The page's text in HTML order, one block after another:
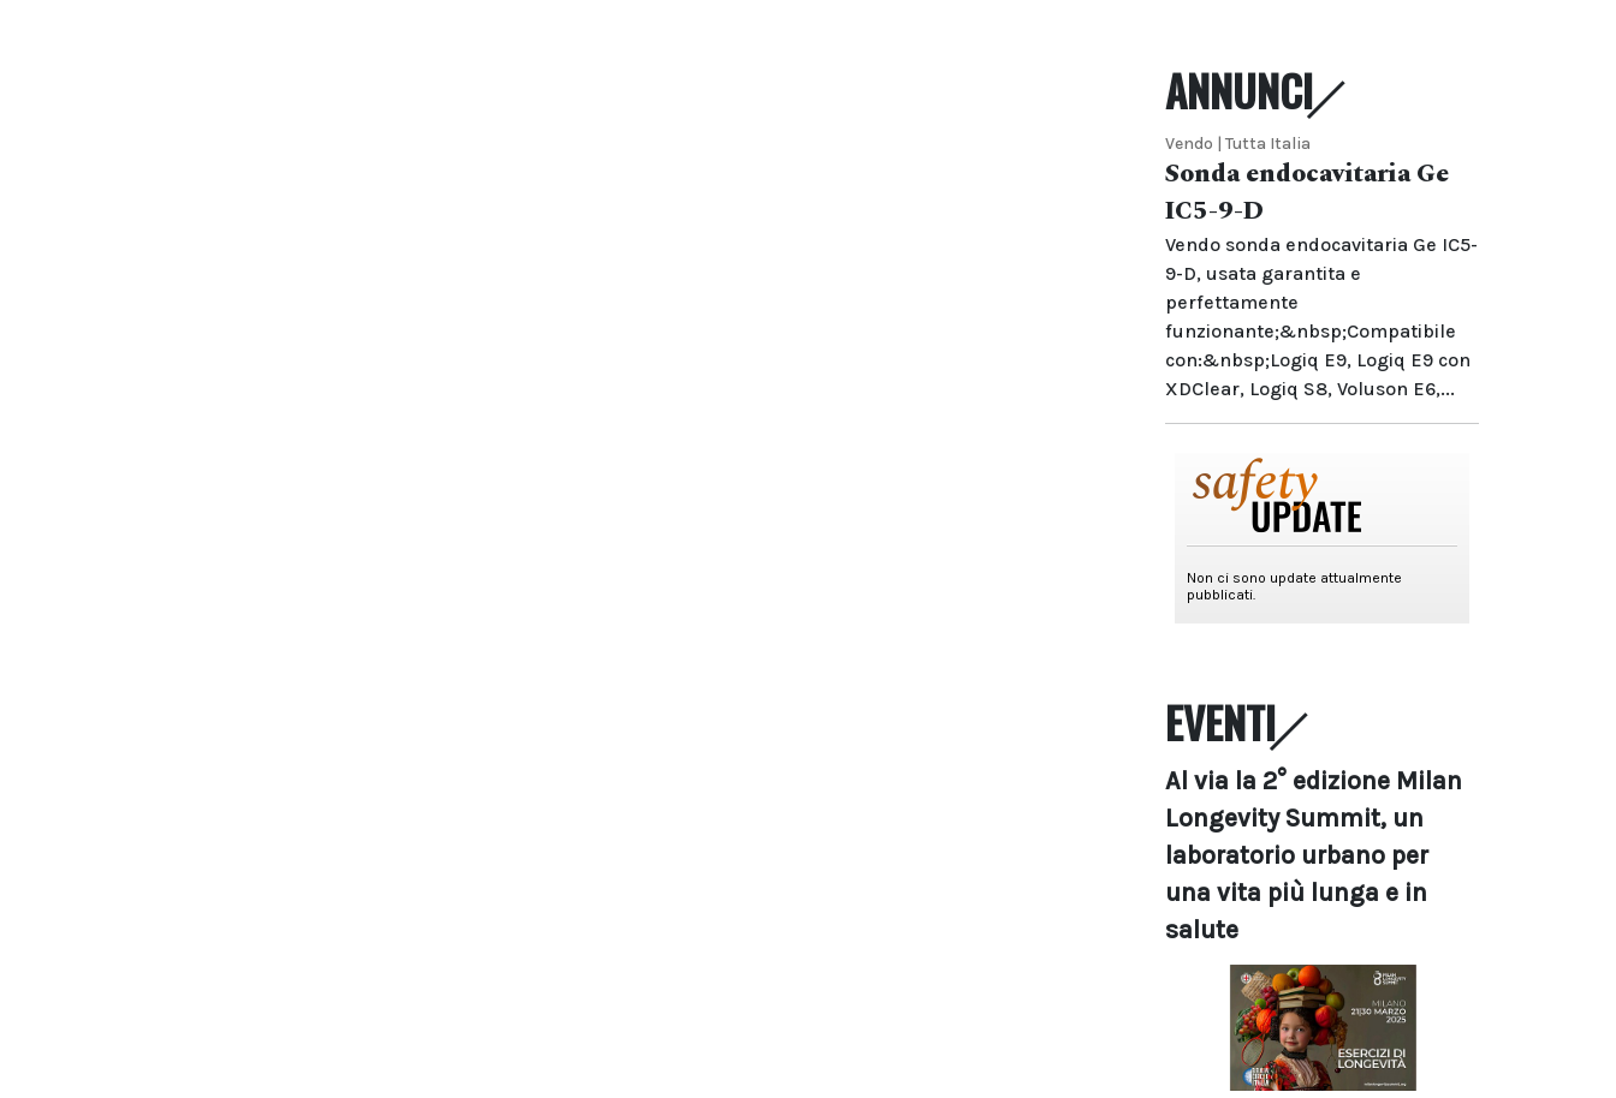
ANNUNCI
Vendo | Tutta Italia
Sonda endocavitaria Ge
IC5-9-D
Vendo sonda endocavitaria Ge IC5-
9-D, usata garantita e
perfettamente
funzionante;&nbsp;Compatibile
con:&nbsp;Logiq E9, Logiq E9 con
XDClear, Logiq S8, Voluson E6,...
EVENTI
Al via la 2° edizione Milan
Longevity Summit, un
laboratorio urbano per
una vita più lunga e in
salute